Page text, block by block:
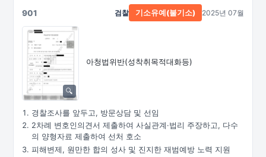
901
아청법위반(성착취목적대화등)
검찰 기소유예(불기소) 2025년 07월
경찰조사를 앞두고, 방문상담 및 선임
2차례 변호인의견서 제출하여 사실관계·법리 주장하고, 다수
의 양형자료 제출하여 선처 호소
피해변제, 원만한 합의 성사 및 진지한 재범예방 노력 지원